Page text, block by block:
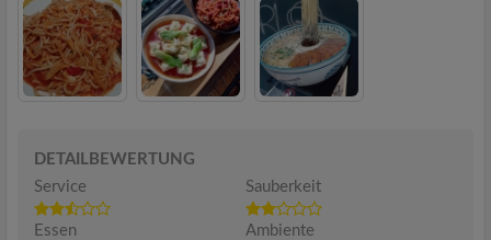
DETAILBEWERTUNG
Service
Sauberkeit
Essen Ambiente